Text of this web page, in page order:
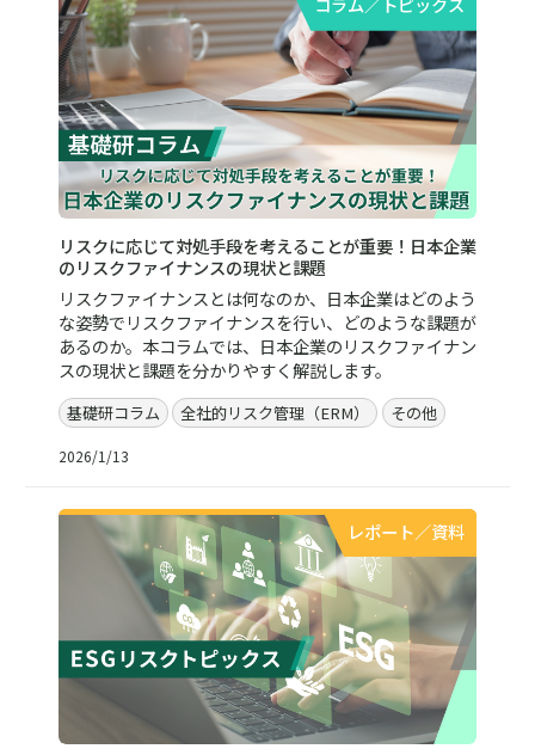
リスクに応じて対処手段を考えることが重要！日本企業
のリスクファイナンスの現状と課題
リスクファイナンスとは何なのか、日本企業はどのよう
な姿勢でリスクファイナンスを行い、どのような課題が
あるのか。本コラムでは、日本企業のリスクファイナン
スの現状と課題を分かりやすく解説します。
基礎研コラム 全社的リスク管理（ERM） その他
2026/1/13
レポート／資料